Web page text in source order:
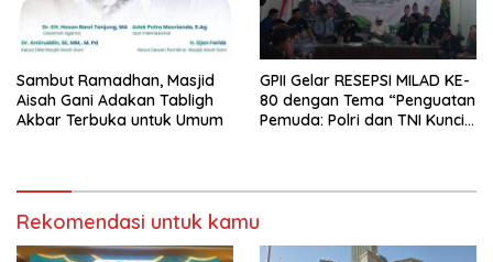
Sambut Ramadhan, Masjid
Aisah Gani Adakan Tabligh
Akbar Terbuka untuk Umum
GPII Gelar RESEPSI MILAD KE-
80 dengan Tema “Penguatan
Pemuda: Polri dan TNI Kunci
Rekomendasi untuk kamu